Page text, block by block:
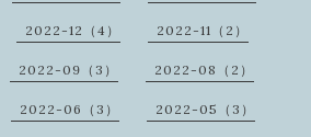
2022-12（4） 2022-11（2）
2022-09（3） 2022-08（2）
2022-06（3） 2022-05（3）